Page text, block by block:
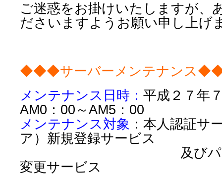
ご迷惑をお掛けいたしますが、
ださいますようお願い申し上げ
◆◆◆サーバーメンテナンス
メンテナンス日時： 平成２７年
AM0：00～AM5：00
メンテナンス対象 ：本人認証サ
ア）新規登録サービス
及びパーソナル
変更サービス